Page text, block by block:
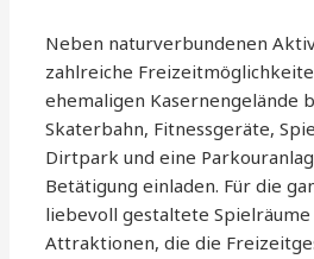
Neben naturverbundenen
zahlreiche
ehemaligen Kasernengelände
Skaterbahn, Fitnessgeräte,
Dirtpark und eine
Betätigung einladen. Für die
liebevoll gestaltete
Attraktionen, die die